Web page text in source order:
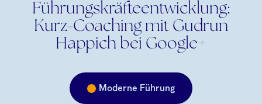
Führungskräfteentwicklung:
Kurz-Coaching mit Gudrun
Happich bei Google+
Moderne Führung